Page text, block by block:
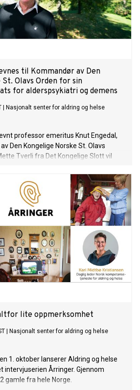
til Kommandør av Den
Olavs Orden for sin
for alderspsykiatri og demens
Nasjonalt senter for aldring og helse
professor emeritus Knut Engedal,
Den Kongelige Norske St. Olavs
Tverli fra Det Kongelige Slott vil
lite oppmerksomhet
Nasjonalt senter for aldring og helse
1. oktober lanserer Aldring og helse
intervjuserien Årringer. Gjennom
gamle fra hele Norge.